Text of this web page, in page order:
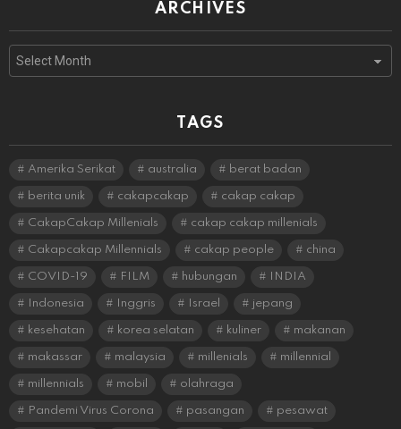
ARCHIVES
TAGS
Amerika Serikat australia berat badan
berita unik cakapcakap cakap cakap
CakapCakap Millenials cakap cakap millenials
Cakapcakap Millennials cakap people china
COVID-19 FILM hubungan INDIA
Indonesia Inggris Israel jepang
kesehatan korea selatan kuliner makanan
makassar malaysia millenials millennial
millennials mobil olahraga
Pandemi Virus Corona pasangan pesawat